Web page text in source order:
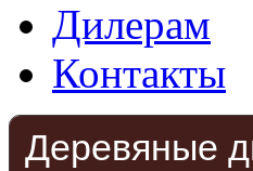
Дилерам
Контакты
Деревяные